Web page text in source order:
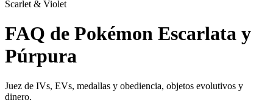
Scarlet & Violet
FAQ de Pokémon Escarlata y
Púrpura
Juez de IVs, EVs, medallas y obediencia, objetos evolutivos y
dinero.